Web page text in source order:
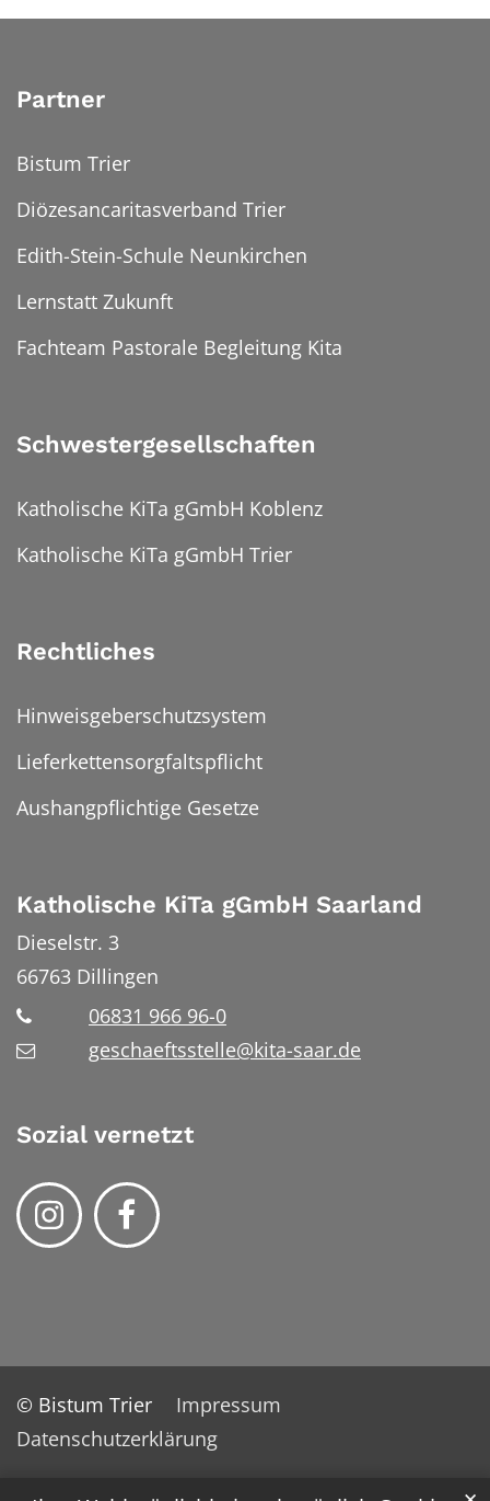
Partner
Bistum Trier
Diözesancaritasverband Trier
Edith-Stein-Schule Neunkirchen
Lernstatt Zukunft
Fachteam Pastorale Begleitung Kita
Schwestergesellschaften
Katholische KiTa gGmbH Koblenz
Katholische KiTa gGmbH Trier
Rechtliches
Hinweisgeberschutzsystem
Lieferkettensorgfaltspflicht
Aushangpflichtige Gesetze
Katholische KiTa gGmbH Saarland
Dieselstr. 3
66763 Dillingen
06831 966 96-0
geschaeftsstelle@kita-saar.de
Sozial vernetzt
© Bistum Trier
Impressum
Datenschutzerklärung